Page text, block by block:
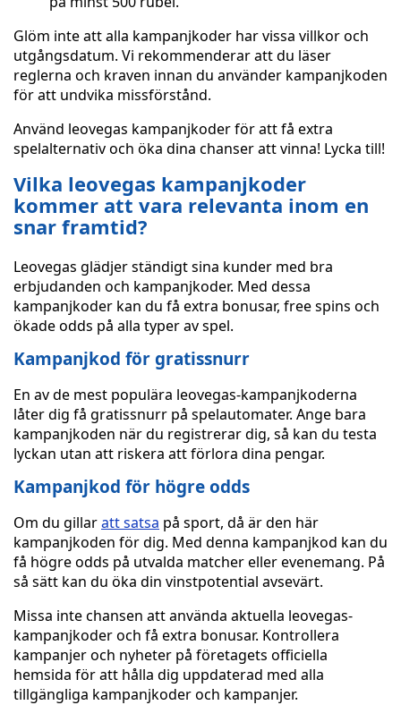
Glöm inte att alla kampanjkoder har vissa villkor och
utgångsdatum. Vi rekommenderar att du läser
reglerna och kraven innan du använder kampanjkoden
för att undvika missförstånd.
Använd leovegas kampanjkoder för att få extra
spelalternativ och öka dina chanser att vinna! Lycka till!
Vilka leovegas kampanjkoder
kommer att vara relevanta inom en
snar framtid?
Leovegas glädjer ständigt sina kunder med bra
erbjudanden och kampanjkoder. Med dessa
kampanjkoder kan du få extra bonusar, free spins och
ökade odds på alla typer av spel.
Kampanjkod för gratissnurr
En av de mest populära leovegas-kampanjkoderna
låter dig få gratissnurr på spelautomater. Ange bara
kampanjkoden när du registrerar dig, så kan du testa
lyckan utan att riskera att förlora dina pengar.
Kampanjkod för högre odds
Om du gillaratt satsa på sport, då är den här
kampanjkoden för dig. Med denna kampanjkod kan du
få högre odds på utvalda matcher eller evenemang. På
så sätt kan du öka din vinstpotential avsevärt.
Missa inte chansen att använda aktuella leovegas-
kampanjkoder och få extra bonusar. Kontrollera
kampanjer och nyheter på företagets officiella
hemsida för att hålla dig uppdaterad med alla
tillgängliga kampanjkoder och kampanjer.